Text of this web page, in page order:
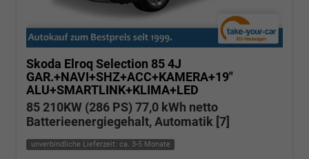
Skoda Elroq Selection 85 4J
GAR.+NAVI+SHZ+ACC+KAMERA+19"
ALU+SMARTLINK+KLIMA+LED
85 210KW (286 PS) 77,0 kWh netto
Batterieenergiegehalt, Automatik [7]
unverbindliche Lieferzeit: ca. 3-5 Monate